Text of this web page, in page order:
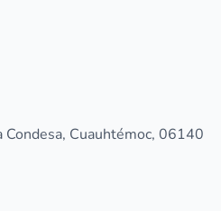
Cuauhtémoc, 06140